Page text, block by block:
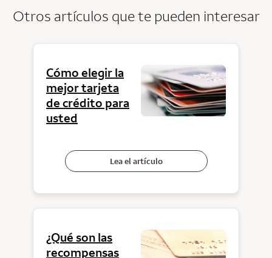
Otros artículos que te pueden interesar
Cómo elegir la
mejor tarjeta
de crédito para
usted
Lea el artículo
¿Qué son las
recompensas